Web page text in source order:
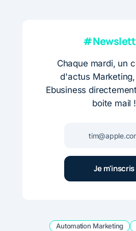
Chaque mardi, un
d'actus
Ebusiness
boite mail !
Automation Marketing